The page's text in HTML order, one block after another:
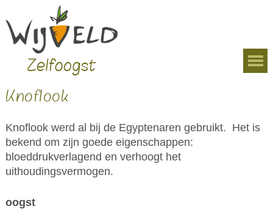
Overslaan en naar de algemene inhoud gaan
U bent hier
Knoflook
Knoflook werd al bij de Egyptenaren gebruikt. Het is
bekend om zijn goede eigenschappen:
bloeddrukverlagend en verhoogt het
uithoudingsvermogen.
oogst